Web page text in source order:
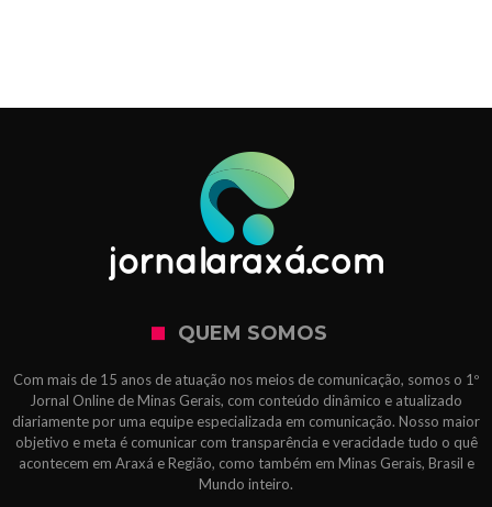
QUEM SOMOS
Com mais de 15 anos de atuação nos meios de comunicação, somos o 1º
Jornal Online de Minas Gerais, com conteúdo dinâmico e atualizado
diariamente por uma equipe especializada em comunicação. Nosso maior
objetivo e meta é comunicar com transparência e veracidade tudo o quê
acontecem em Araxá e Região, como também em Minas Gerais, Brasil e
Mundo inteiro.